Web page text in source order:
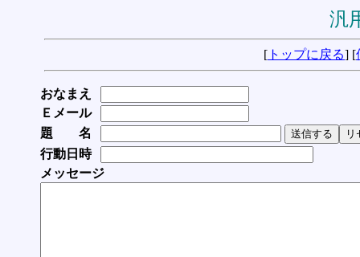
汎
[ トップに戻る] [
おなまえ
Ｅメール
題 名
行動日時
メッセージ